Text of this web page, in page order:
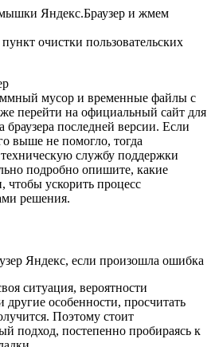
Яндекс.Браузер и жмем
очистки пользовательских
мусор и временные файлы с
перейти на официальный сайт для
браузера последней версии. Если
выше не помогло, тогда
службу поддержки
подробно опишите, какие
чтобы ускорить процесс
решения.
ситуация, вероятности
особенности, просчитать
Поэтому стоит
подход, постепенно пробираясь к